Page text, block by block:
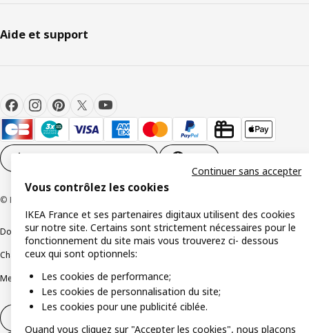
Aide et support
© Inter IKEA Systems B.V 1999-2026
Documents juridiques et informations légales
Charte de protection des données
Mentions légalesAlertes fraudeRappel produit
Vous contrôlez les cookies
IKEA France et ses partenaires digitaux utilisent des cookies
sur notre site. Certains sont strictement nécessaires pour le
fonctionnement du site mais vous trouverez ci- dessous
ceux qui sont optionnels:
Les cookies de performance;
Les cookies de personnalisation du site;
Les cookies pour une publicité ciblée.
Quand vous cliquez sur "Accepter les cookies", nous plaçons
Continuer sans accepter